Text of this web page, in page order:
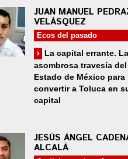
JUAN MANUEL
VELÁSQUEZ
Ecos del pasado
La capital errante. La
asombrosa travesía del
Estado de México para
convertir a Toluca en
capital
JESÚS ÁNGEL
ALCALÁ